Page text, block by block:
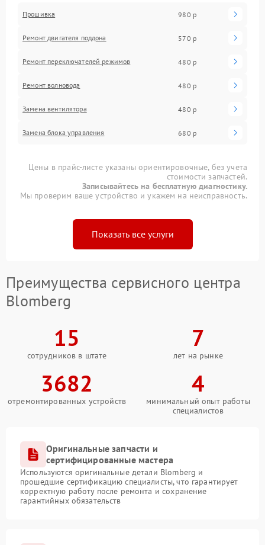
Прошивка 980 р
Ремонт двигателя поддона 570 р
Ремонт переключателей режимов 480 р
Ремонт волновода 480 р
Замена вентилятора 480 р
Замена блока управления 680 р
Цены в прайс-листе указаны ориентировочные, без учета
стоимости запчастей.
Записывайтесь на бесплатную диагностику.
Мы проверим ваше устройство и укажем на неисправность.
Показать все услуги
Преимущества сервисного центра
Blomberg
15
сотрудников в штате
7
лет на рынке
3682
отремонтированных устройств
4
минимальный опыт работы
специалистов
Оригинальные запчасти и
сертифицированные мастера
Используются оригинальные детали Blomberg и
прошедшие сертификацию специалисты, что гарантирует
корректную работу после ремонта и сохранение
гарантийных обязательств